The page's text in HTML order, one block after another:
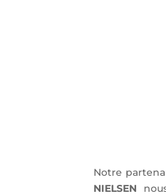
Notre
NIELSEN